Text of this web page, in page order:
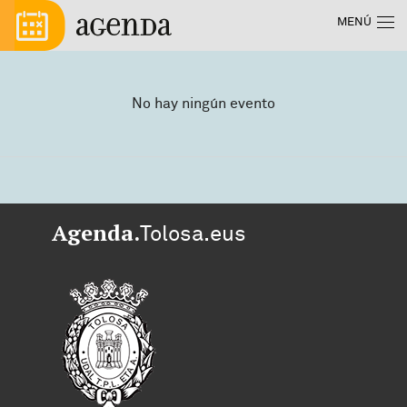
Pasar al contenido principal
Menú principal
No hay ningún evento
Agenda.Tolosa.eus
MENÚ